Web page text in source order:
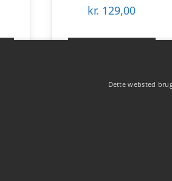
kr. 129,00
Dette websted